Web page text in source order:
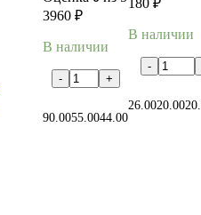
3960 ₽
В наличии
90.0055.0044.00
180 ₽
В наличии
26.0020.00